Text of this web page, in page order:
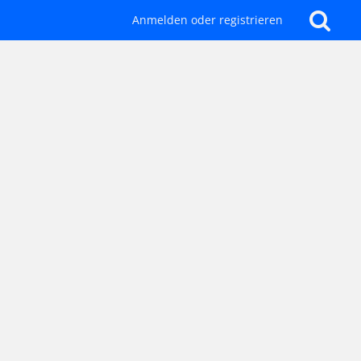
Anmelden oder registrieren